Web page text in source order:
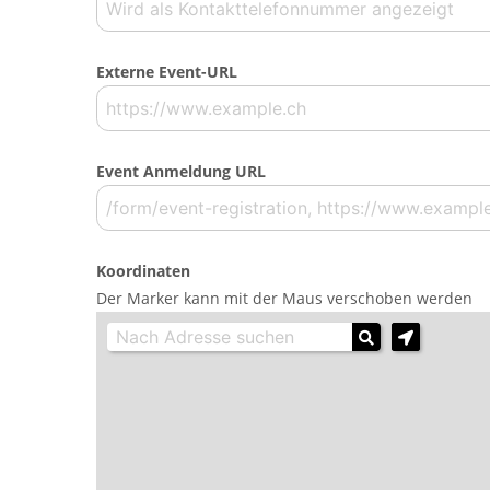
Externe Event-URL
Event Anmeldung URL
Koordinaten
Der Marker kann mit der Maus verschoben werden